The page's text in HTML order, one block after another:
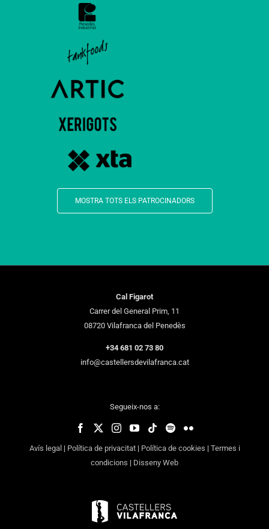
MOSTRA TOTS ELS PATROCINADORS
Cal Figarot
Carrer del General Prim, 11
08720 Vilafranca del Penedès
+34 681 02 73 80
info@castellersdevilafranca.cat
Segueix-nos a:
Avís legal | Política de privacitat| Política de cookies | Termes i
condicions | Disseny Web